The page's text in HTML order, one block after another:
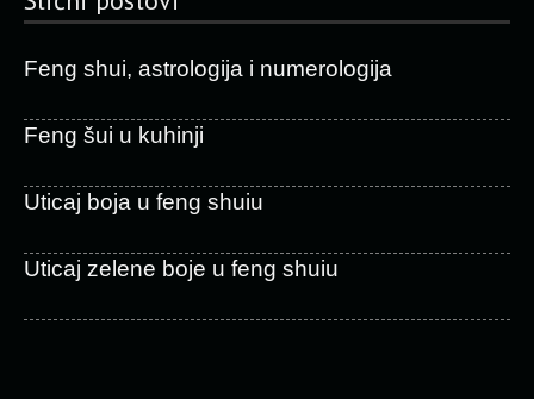
Feng shui, astrologija i numerologija
Feng šui u kuhinji
Uticaj boja u feng shuiu
Uticaj zelene boje u feng shuiu